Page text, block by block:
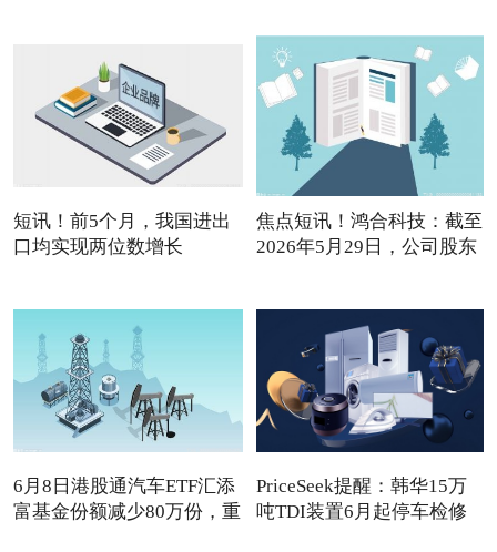
短讯！前5个月，我国进出
口均实现两位数增长
焦点短讯！鸿合科技：截至
2026年5月29日，公司股东
6月8日港股通汽车ETF汇添
富基金份额减少80万份，重
PriceSeek提醒：韩华15万
吨TDI装置6月起停车检修